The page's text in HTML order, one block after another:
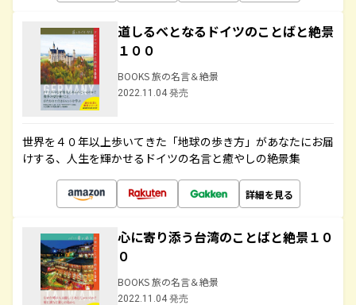
道しるべとなるドイツのことばと絶景
１００
BOOKS 旅の名言＆絶景
2022.11.04 発売
世界を４０年以上歩いてきた「地球の歩き方」があなたにお届
けする、人生を輝かせるドイツの名言と癒やしの絶景集
詳細を見る
心に寄り添う台湾のことばと絶景１０
０
BOOKS 旅の名言＆絶景
2022.11.04 発売